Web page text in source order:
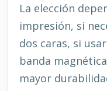
La elección
impresión, si
dos caras, si
banda
mayor